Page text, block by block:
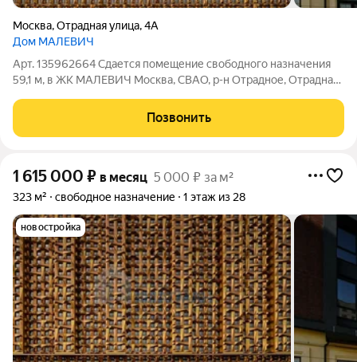
Москва,Отрадная улица,4А
Дом МАЛЕВИЧ
Арт. 135962664 Сдается помещение свободного назначения
59,1 м, в ЖК МАЛЕВИЧ Москва, СВАО, р-н Отрадное, Отрадная
Метро: Отрадное (10 мин.), Владыкино (23 мин.), Ботанический
сад (5 мин.) Аренда
Позвонить
1 615 000 ₽ в месяц 5 000 ₽ за м²
323 м² свободное назначение 1 этаж из 28
новостройка